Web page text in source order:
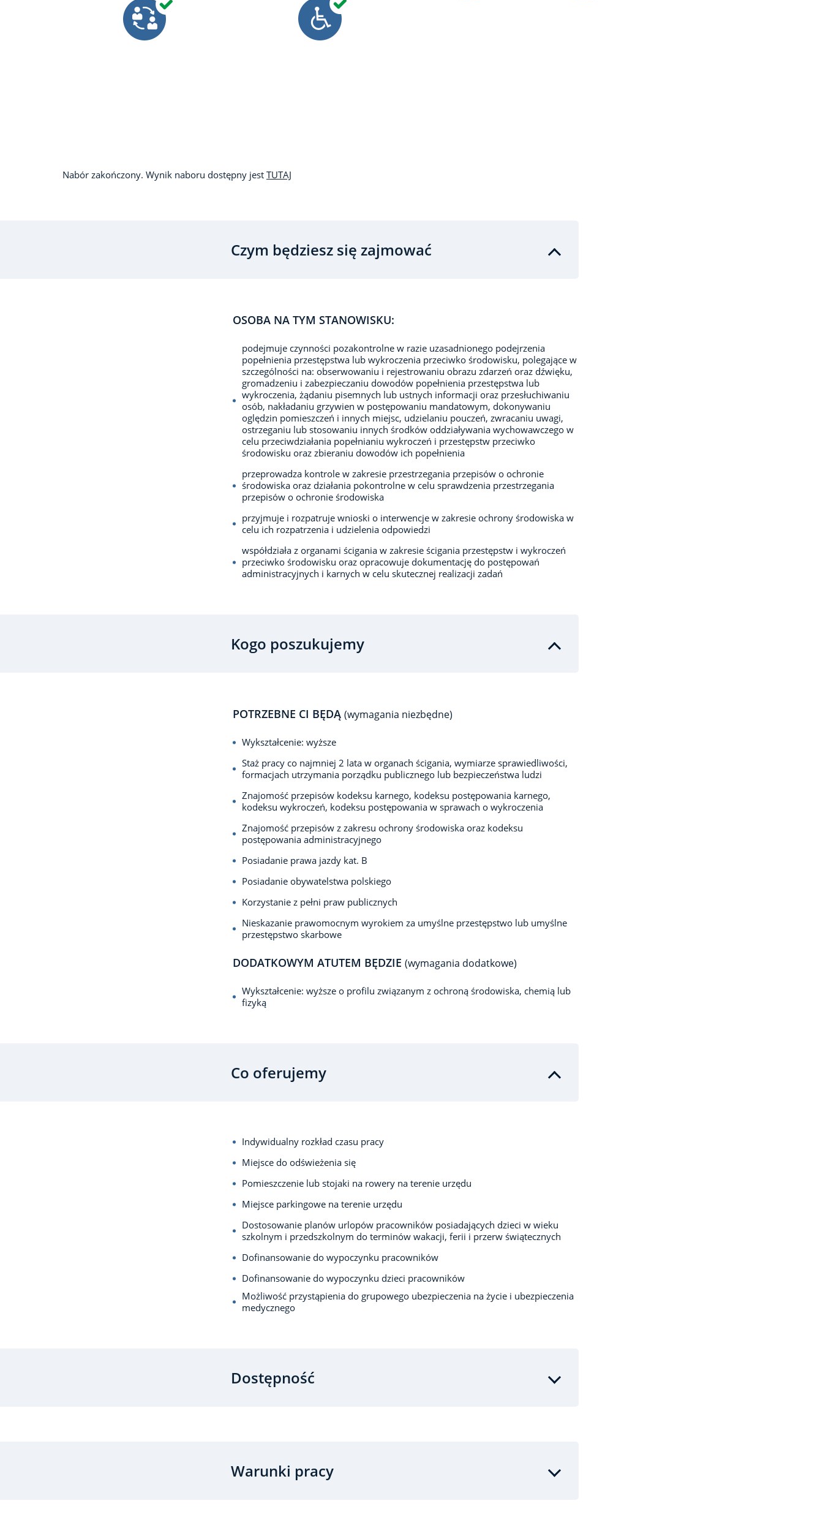
Nabór zakończony. Wynik naboru dostępny jest TUTAJ
Czym będziesz się zajmować
OSOBA NA TYM STANOWISKU:
podejmuje czynności pozakontrolne w razie uzasadnionego podejrzenia
popełnienia przestępstwa lub wykroczenia przeciwko środowisku, polegające w
szczególności na: obserwowaniu i rejestrowaniu obrazu zdarzeń oraz dźwięku,
gromadzeniu i zabezpieczaniu dowodów popełnienia przestępstwa lub
wykroczenia, żądaniu pisemnych lub ustnych informacji oraz przesłuchiwaniu
osób, nakładaniu grzywien w postępowaniu mandatowym, dokonywaniu
oględzin pomieszczeń i innych miejsc, udzielaniu pouczeń, zwracaniu uwagi,
ostrzeganiu lub stosowaniu innych środków oddziaływania wychowawczego w
celu przeciwdziałania popełnianiu wykroczeń i przestępstw przeciwko
środowisku oraz zbieraniu dowodów ich popełnienia
przeprowadza kontrole w zakresie przestrzegania przepisów o ochronie
środowiska oraz działania pokontrolne w celu sprawdzenia przestrzegania
przepisów o ochronie środowiska
przyjmuje i rozpatruje wnioski o interwencje w zakresie ochrony środowiska w
celu ich rozpatrzenia i udzielenia odpowiedzi
współdziała z organami ścigania w zakresie ścigania przestępstw i wykroczeń
przeciwko środowisku oraz opracowuje dokumentację do postępowań
administracyjnych i karnych w celu skutecznej realizacji zadań
Kogo poszukujemy
POTRZEBNE CI BĘDĄ (wymagania niezbędne)
Wykształcenie: wyższe
Staż pracy co najmniej 2 lata w organach ścigania, wymiarze sprawiedliwości,
formacjach utrzymania porządku publicznego lub bezpieczeństwa ludzi
Znajomość przepisów kodeksu karnego, kodeksu postępowania karnego,
kodeksu wykroczeń, kodeksu postępowania w sprawach o wykroczenia
Znajomość przepisów z zakresu ochrony środowiska oraz kodeksu
postępowania administracyjnego
Posiadanie prawa jazdy kat. B
Posiadanie obywatelstwa polskiego
Korzystanie z pełni praw publicznych
Nieskazanie prawomocnym wyrokiem za umyślne przestępstwo lub umyślne
przestępstwo skarbowe
DODATKOWYM ATUTEM BĘDZIE (wymagania dodatkowe)
Wykształcenie: wyższe o profilu związanym z ochroną środowiska, chemią lub
fizyką
Co oferujemy
Indywidualny rozkład czasu pracy
Miejsce do odświeżenia się
Pomieszczenie lub stojaki na rowery na terenie urzędu
Miejsce parkingowe na terenie urzędu
Dostosowanie planów urlopów pracowników posiadających dzieci w wieku
szkolnym i przedszkolnym do terminów wakacji, ferii i przerw świątecznych
Dofinansowanie do wypoczynku pracowników
Dofinansowanie do wypoczynku dzieci pracowników
Możliwość przystąpienia do grupowego ubezpieczenia na życie i ubezpieczenia
medycznego
Dostępność
Warunki pracy